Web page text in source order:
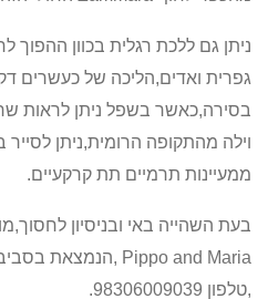
ניתן גם ללכת רגלית בכוון ההפוך
גפרית ואדים,הליכה של כעשרים
בסירה,כאשר בשפל ניתן לראות
וילה מהתקופה הרומית,ניתן
ממעיינות תרמיים תת קרקעיים.
בעת השהייה באי ובניסיון
Pippo and Maria ,הנמצאת
,טלפון 98306009039.